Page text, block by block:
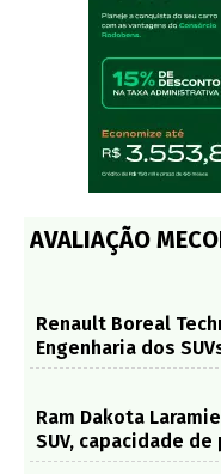
AVALIAÇÃO
Renault Boreal
Engenharia dos
Ram Dakota
SUV, capacidade